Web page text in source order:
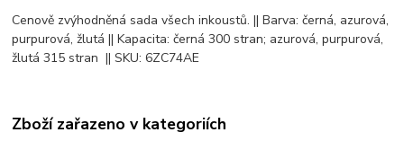
Cenově zvýhodněná sada všech inkoustů. || Barva: černá, azurová,
purpurová, žlutá || Kapacita: černá 300 stran; azurová, purpurová,
žlutá 315 stran || SKU: 6ZC74AE
Zboží zařazeno v kategoriích